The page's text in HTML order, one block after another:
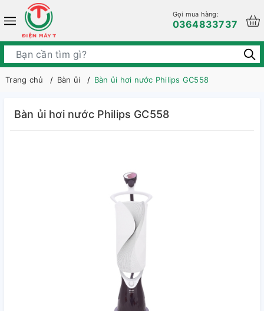
Gọi mua hàng:
0364833737
Trang chủ Bàn ủi Bàn ủi hơi nước Philips GC558
Bàn ủi hơi nước Philips GC558